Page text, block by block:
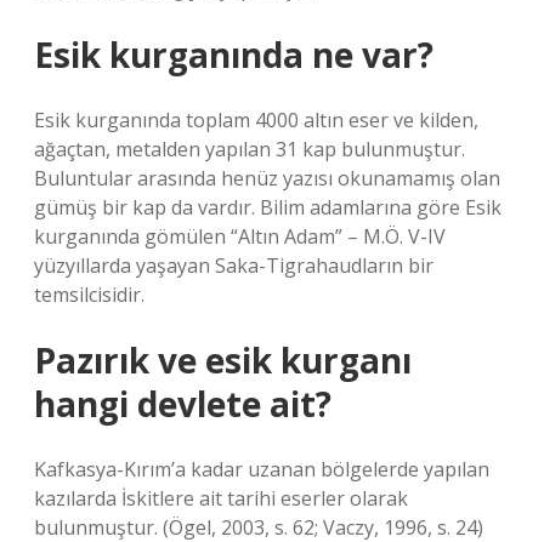
Esik kurganında ne var?
Esik kurganında toplam 4000 altın eser ve kilden,
ağaçtan, metalden yapılan 31 kap bulunmuştur.
Buluntular arasında henüz yazısı okunamamış olan
gümüş bir kap da vardır. Bilim adamlarına göre Esik
kurganında gömülen “Altın Adam” – M.Ö. V-IV
yüzyıllarda yaşayan Saka-Tigrahaudların bir
temsilcisidir.
Pazırık ve esik kurganı
hangi devlete ait?
Kafkasya-Kırım’a kadar uzanan bölgelerde yapılan
kazılarda İskitlere ait tarihi eserler olarak
bulunmuştur. (Ögel, 2003, s. 62; Vaczy, 1996, s. 24)